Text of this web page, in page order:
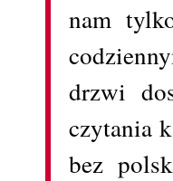
nam
drzwi
czytania
bez